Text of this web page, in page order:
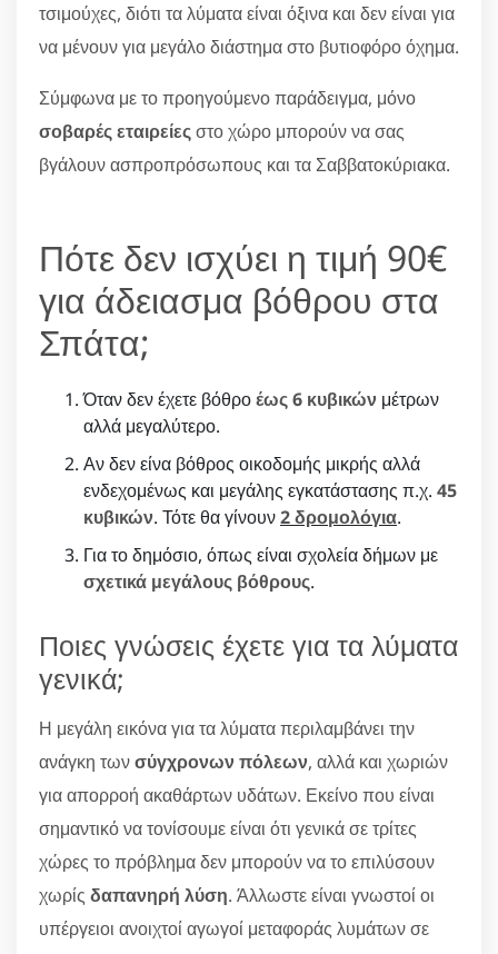
τσιμούχες, διότι τα λύματα είναι όξινα και δεν είναι για
να μένουν για μεγάλο διάστημα στο βυτιοφόρο όχημα.
Σύμφωνα με το προηγούμενο παράδειγμα, μόνο
σοβαρές εταιρείεςστο χώρο μπορούν να σας
βγάλουν ασπροπρόσωπους και τα Σαββατοκύριακα.
Πότε δεν ισχύει η τιμή 90€
για άδειασμα βόθρου στα
Σπάτα;
Όταν δεν έχετε βόθροέως 6 κυβικών μέτρων
αλλά μεγαλύτερο.
Αν δεν είνα βόθρος οικοδομής μικρής αλλά
ενδεχομένως και μεγάλης εγκατάστασης π.χ. 45
κυβικών. Τότε θα γίνουν2 δρομολόγια.
Για το δημόσιο, όπως είναι σχολεία δήμων με
σχετικά μεγάλους βόθρους.
Ποιες γνώσεις έχετε για τα λύματα
γενικά;
Η μεγάλη εικόνα για τα λύματα περιλαμβάνει την
ανάγκη τωνσύγχρονων πόλεων, αλλά και χωριών
για απορροή ακαθάρτων υδάτων. Εκείνο που είναι
σημαντικό να τονίσουμε είναι ότι γενικά σε τρίτες
χώρες το πρόβλημα δεν μπορούν να το επιλύσουν
χωρίς δαπανηρή λύση. Άλλωστε είναι γνωστοί οι
υπέργειοι ανοιχτοί αγωγοί μεταφοράς λυμάτων σε